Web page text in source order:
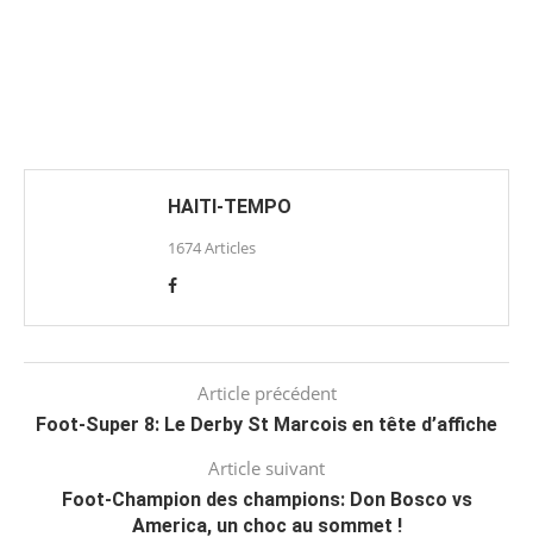
HAITI-TEMPO
1674 Articles
Article précédent
Foot-Super 8: Le Derby St Marcois en tête d’affiche
Article suivant
Foot-Champion des champions: Don Bosco vs
America, un choc au sommet !